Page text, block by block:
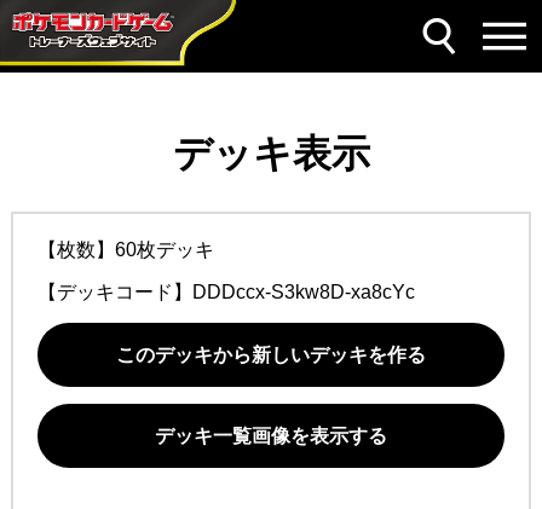
デッキ表示
【枚数】60枚デッキ
【デッキコード】 DDDccx-S3kw8D-xa8cYc
このデッキから新しいデッキを作る
デッキ一覧画像を表示する